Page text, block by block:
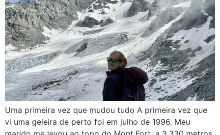
Uma primeira vez que mudou tudo A primeira vez que
vi uma geleira de perto foi em julho de 1996. Meu